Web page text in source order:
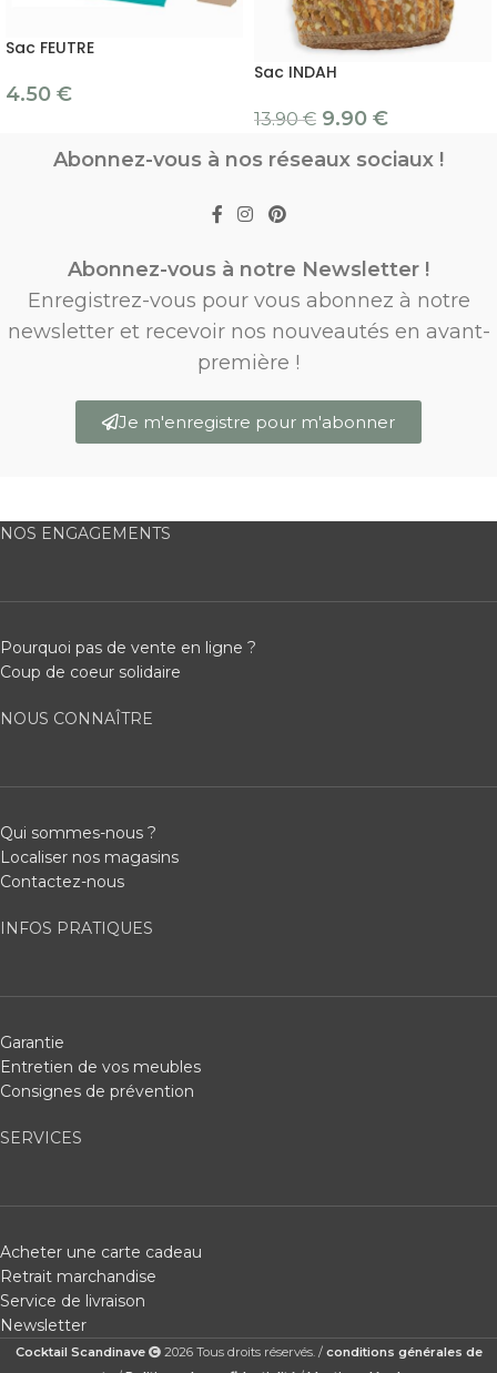
Sac FEUTRE
4.50 €
Sac INDAH
13.90€ 9.90 €
Abonnez-vous à nos réseaux sociaux !
Abonnez-vous à notre Newsletter !
Enregistrez-vous pour vous abonnez à notre
newsletter et recevoir nos nouveautés en avant-
première !
Je m'enregistre pour m'abonner
NOS ENGAGEMENTS
Pourquoi pas de vente en ligne ?
Coup de coeur solidaire
NOUS CONNAÎTRE
Qui sommes-nous ?
Localiser nos magasins
Contactez-nous
INFOS PRATIQUES
Garantie
Entretien de vos meubles
Consignes de prévention
SERVICES
Acheter une carte cadeau
Retrait marchandise
Service de livraison
Newsletter
Cocktail Scandinave 2026 Tous droits réservés. / conditions générales de